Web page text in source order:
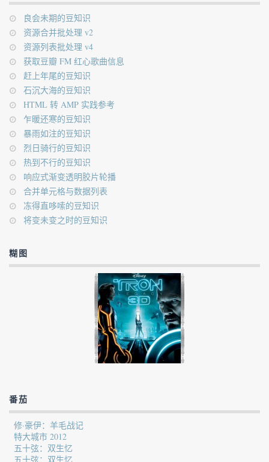
良会未期的豆知识
资源合并批处理 v2
资源列表批处理 v4
获取豆瓣 FM 红心歌曲信息
赶上年尾的豆知识
石沉大海的豆知识
HTML 转 AMP 实践参考
乍暖还寒的豆知识
暴雨如注的豆知识
烈日骑行的豆知识
热到不行的豆知识
响应式渐变透明胶片轮播
合并单元格与数据列表
冻得直哆嗦的豆知识
将变未变之时的豆知识
糊图
番茄
修·豪伊：羊毛战记
特大城市 2012
五十弦：双生忆
五十弦：双生忆